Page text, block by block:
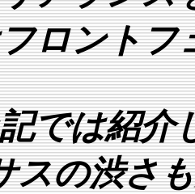
ロントフ
では紹介
スの渋さ